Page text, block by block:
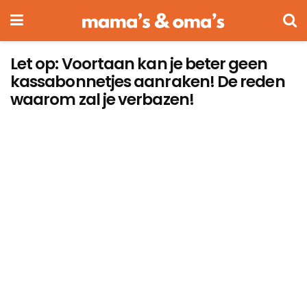
Let op: Voortaan kan je beter geen
kassabonnetjes aanraken! De reden
waarom zal je verbazen!